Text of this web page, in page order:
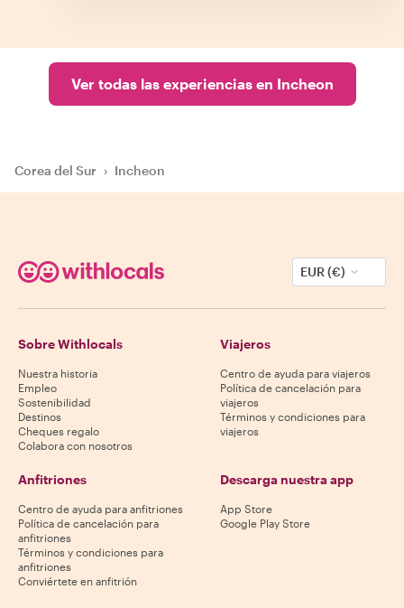
Ver todas las experiencias en Incheon
Corea del Sur › Incheon
EUR (€)
Sobre Withlocals
Nuestra historia
Empleo
Sostenibilidad
Destinos
Cheques regalo
Colabora con nosotros
Viajeros
Centro de ayuda para viajeros
Política de cancelación para
viajeros
Términos y condiciones para
viajeros
Anfitriones
Centro de ayuda para anfitriones
Política de cancelación para
anfitriones
Términos y condiciones para
anfitriones
Conviértete en anfitrión
Descarga nuestra app
App Store
Google Play Store